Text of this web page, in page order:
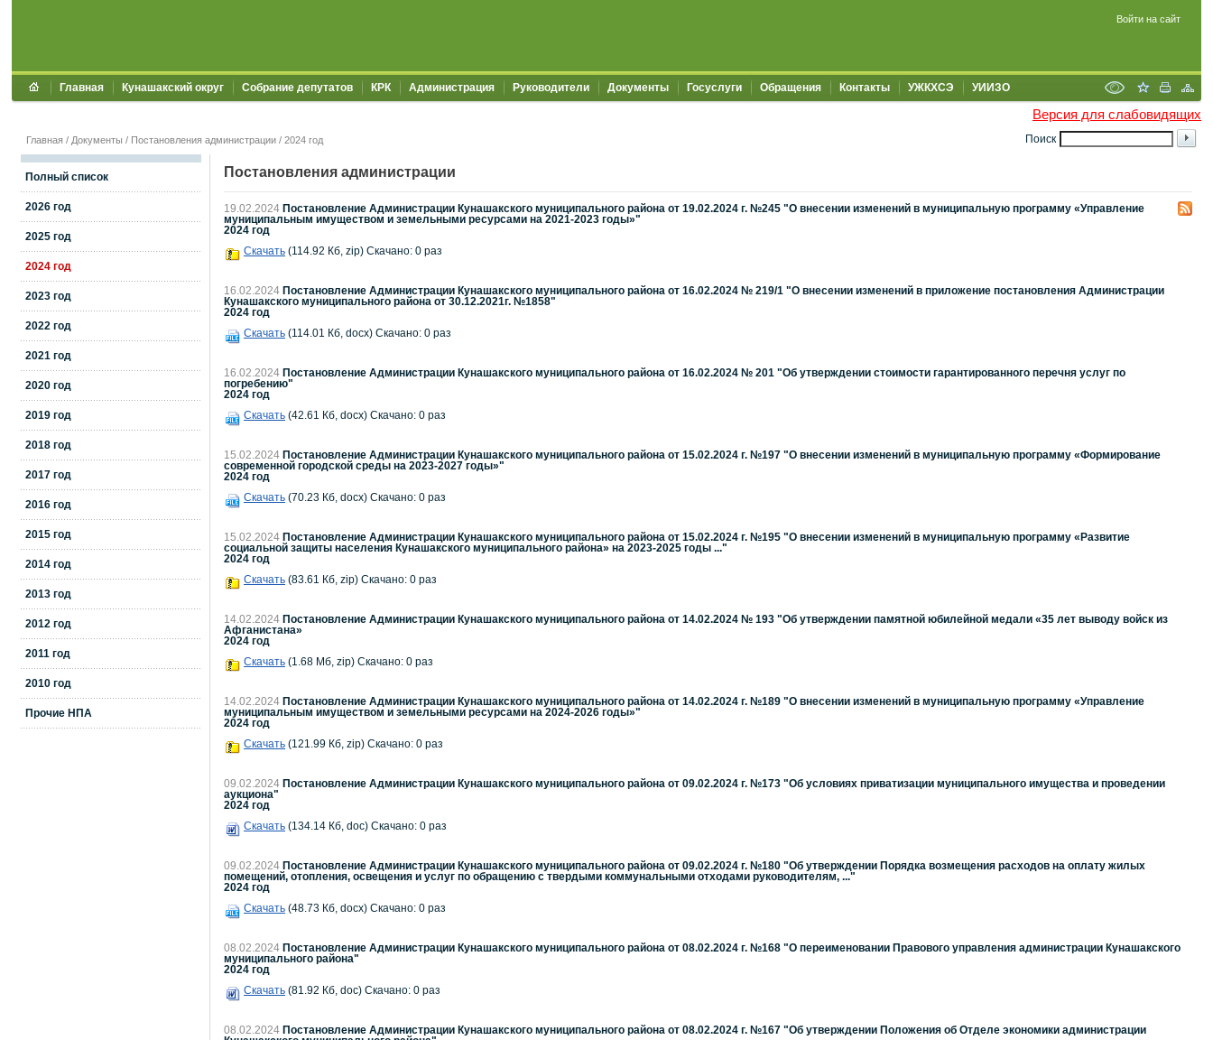
Войти на сайт
Главная Кунашакский округ Собрание депутатов КРК Администрация Руководители Документы Госуслуги Обращения Контакты УЖКХСЭ УИИЗО
Версия для слабовидящих
Поиск
Главная / Документы / Постановления администрации / 2024 год
Полный список
2026 год
2025 год
2024 год
2023 год
2022 год
2021 год
2020 год
2019 год
2018 год
2017 год
2016 год
2015 год
2014 год
2013 год
2012 год
2011 год
2010 год
Прочие НПА
Постановления администрации
19.02.2024 Постановление Администрации Кунашакского муниципального района от 19.02.2024 г. №245 "О внесении изменений в муниципальную программу «Управление
муниципальным имуществом и земельными ресурсами на 2021-2023 годы»"
2024 год
Скачать (114.92 Кб, zip) Скачано: 0 раз
16.02.2024 Постановление Администрации Кунашакского муниципального района от 16.02.2024 № 219/1 "О внесении изменений в приложение постановления Администрации
Кунашакского муниципального района от 30.12.2021г. №1858"
2024 год
Скачать (114.01 Кб, docx) Скачано: 0 раз
16.02.2024 Постановление Администрации Кунашакского муниципального района от 16.02.2024 № 201 "Об утверждении стоимости гарантированного перечня услуг по
погребению"
2024 год
Скачать (42.61 Кб, docx) Скачано: 0 раз
15.02.2024 Постановление Администрации Кунашакского муниципального района от 15.02.2024 г. №197 "О внесении изменений в муниципальную программу «Формирование
современной городской среды на 2023-2027 годы»"
2024 год
Скачать (70.23 Кб, docx) Скачано: 0 раз
15.02.2024 Постановление Администрации Кунашакского муниципального района от 15.02.2024 г. №195 "О внесении изменений в муниципальную программу «Развитие
социальной защиты населения Кунашакского муниципального района» на 2023-2025 годы ..."
2024 год
Скачать (83.61 Кб, zip) Скачано: 0 раз
14.02.2024 Постановление Администрации Кунашакского муниципального района от 14.02.2024 № 193 "Об утверждении памятной юбилейной медали «35 лет выводу войск из
Афганистана»
2024 год
Скачать (1.68 Мб, zip) Скачано: 0 раз
14.02.2024 Постановление Администрации Кунашакского муниципального района от 14.02.2024 г. №189 "О внесении изменений в муниципальную программу «Управление
муниципальным имуществом и земельными ресурсами на 2024-2026 годы»"
2024 год
Скачать (121.99 Кб, zip) Скачано: 0 раз
09.02.2024 Постановление Администрации Кунашакского муниципального района от 09.02.2024 г. №173 "Об условиях приватизации муниципального имущества и проведении
аукциона"
2024 год
Скачать (134.14 Кб, doc) Скачано: 0 раз
09.02.2024 Постановление Администрации Кунашакского муниципального района от 09.02.2024 г. №180 "Об утверждении Порядка возмещения расходов на оплату жилых
помещений, отопления, освещения и услуг по обращению с твердыми коммунальными отходами руководителям, ..."
2024 год
Скачать (48.73 Кб, docx) Скачано: 0 раз
08.02.2024 Постановление Администрации Кунашакского муниципального района от 08.02.2024 г. №168 "О переименовании Правового управления администрации Кунашакского
муниципального района"
2024 год
Скачать (81.92 Кб, doc) Скачано: 0 раз
08.02.2024 Постановление Администрации Кунашакского муниципального района от 08.02.2024 г. №167 "Об утверждении Положения об Отделе экономики администрации